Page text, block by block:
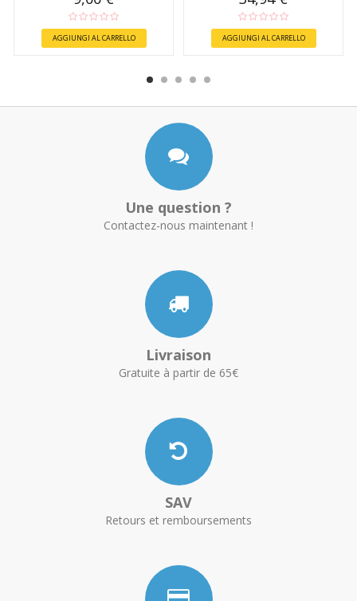
AGGIUNGI AL CARRELLO AGGIUNGI AL CARRELLO
Une question ?
Contactez-nous maintenant !
Livraison
Gratuite à partir de 65€
SAV
Retours et remboursements